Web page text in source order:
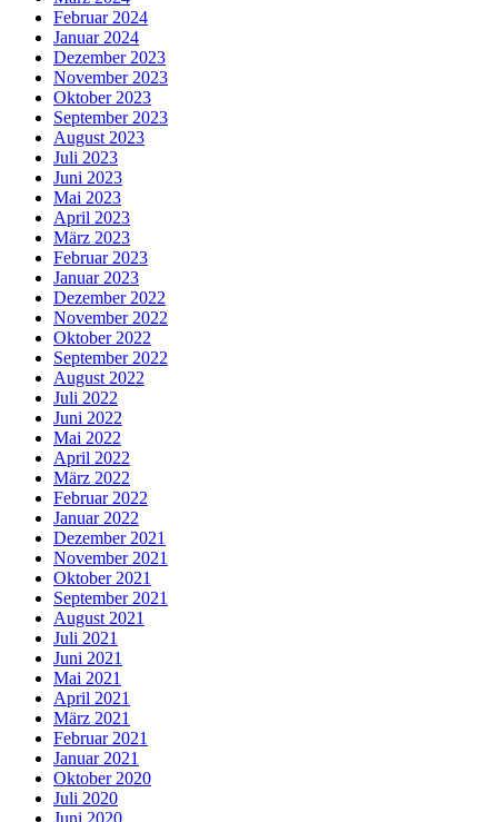
Februar 2024
Januar 2024
Dezember 2023
November 2023
Oktober 2023
September 2023
August 2023
Juli 2023
Juni 2023
Mai 2023
April 2023
März 2023
Februar 2023
Januar 2023
Dezember 2022
November 2022
Oktober 2022
September 2022
August 2022
Juli 2022
Juni 2022
Mai 2022
April 2022
März 2022
Februar 2022
Januar 2022
Dezember 2021
November 2021
Oktober 2021
September 2021
August 2021
Juli 2021
Juni 2021
Mai 2021
April 2021
März 2021
Februar 2021
Januar 2021
Oktober 2020
Juli 2020
Juni 2020